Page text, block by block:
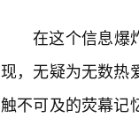
在这个信息爆
现，无疑为无数热
触不可及的荧幕记